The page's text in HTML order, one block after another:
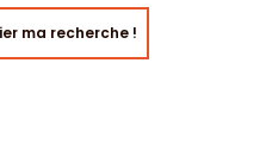
ma recherche !